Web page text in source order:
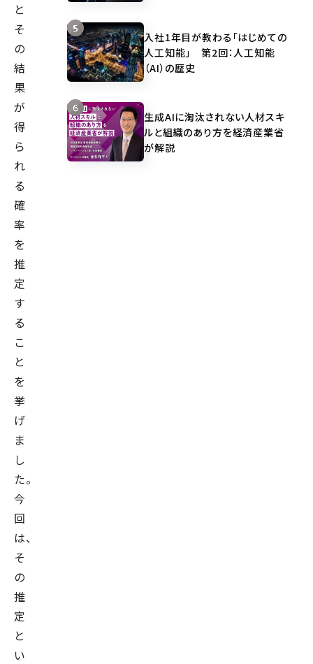
と
そ
の
結
果
が
得
ら
れ
る
確
率
を
推
定
す
る
こ
と
を
挙
げ
ま
し
た。
今
回
は、
そ
の
推
定
と
い
入社1年目が教わる「はじめての
人工知能」 第2回：人工知能
（AI）の歴史
生成AIに淘汰されない人材スキ
ルと組織のあり方を経済産業省
が解説